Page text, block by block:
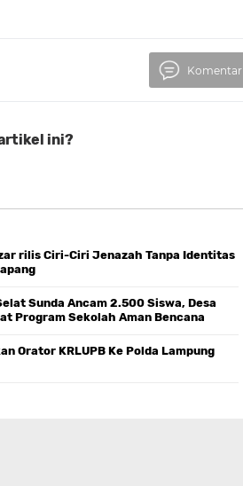
Komentar
ini?
rilis Ciri-Ciri Jenazah Tanpa Identitas
Sunda Ancam 2.500 Siswa, Desa
Program Sekolah Aman Bencana
Orator KRLUPB Ke Polda Lampung